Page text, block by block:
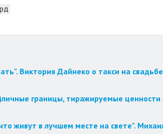
Виктория Дайнеко о такси на
границы, тиражируемые ценности
живут в лучшем месте на свете".